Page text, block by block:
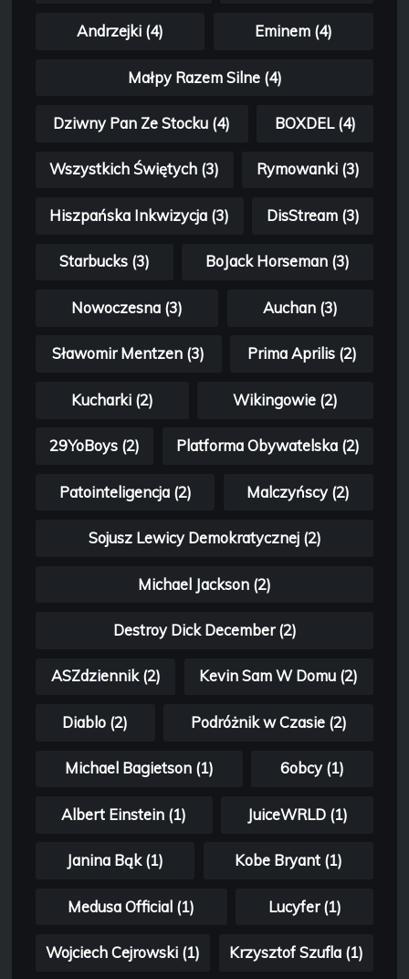
Andrzejki (4) Eminem (4)
Małpy Razem Silne (4)
Dziwny Pan Ze Stocku (4) BOXDEL (4)
Wszystkich Świętych (3) Rymowanki (3)
Hiszpańska Inkwizycja (3) DisStream (3)
Starbucks (3) BoJack Horseman (3)
Nowoczesna (3) Auchan (3)
Sławomir Mentzen (3) Prima Aprilis (2)
Kucharki (2) Wikingowie (2)
29YoBoys (2) Platforma Obywatelska (2)
Patointeligencja (2) Malczyńscy (2)
Sojusz Lewicy Demokratycznej (2)
Michael Jackson (2)
Destroy Dick December (2)
ASZdziennik (2) Kevin Sam W Domu (2)
Diablo (2) Podróżnik w Czasie (2)
Michael Bagietson (1) 6obcy (1)
Albert Einstein (1) JuiceWRLD (1)
Janina Bąk (1) Kobe Bryant (1)
Medusa Official (1) Lucyfer (1)
Wojciech Cejrowski (1) Krzysztof Szufla (1)